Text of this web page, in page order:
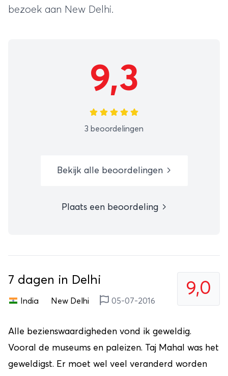
bezoek aan New Delhi.
9,3
3 beoordelingen
Bekijk alle beoordelingen
Plaats een beoordeling
9,0
7 dagen in Delhi
India New Delhi 05-07-2016
Alle bezienswaardigheden vond ik geweldig.
Vooral de museums en paleizen. Taj Mahal was het
geweldigst. Er moet wel veel veranderd worden